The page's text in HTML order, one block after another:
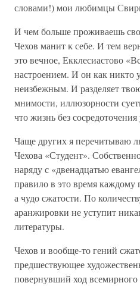
словами!) мои любимцы
И чем больше проживаешь
Чехов манит к себе. И тем
это вечное, Екклесиастово
настроением. И он как никто
неизбежным. И разделяет
мнимости, иллюзорности
что жизнь без
Чаще других я перечитываю
Чехова «Студент».
наряду с «двенадцатью
правило в это время каждому
а чудо сжатости. По
аранжировки не уступит
литературы.
Чехов и вообще-то гений
предшествующее
повернувший ход всемирного